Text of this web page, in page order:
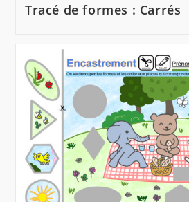
Tracé de formes : Carrés